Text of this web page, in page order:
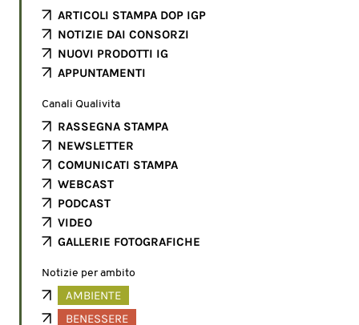
ARTICOLI STAMPA DOP IGP
NOTIZIE DAI CONSORZI
NUOVI PRODOTTI IG
APPUNTAMENTI
Canali Qualivita
RASSEGNA STAMPA
NEWSLETTER
COMUNICATI STAMPA
WEBCAST
PODCAST
VIDEO
GALLERIE FOTOGRAFICHE
Notizie per ambito
AMBIENTE
BENESSERE